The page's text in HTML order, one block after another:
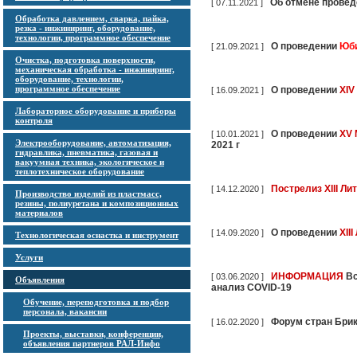
Обработка давлением, сварка, пайка,
резка - инжиниринг, оборудование,
технологии, программное обеспечение
Очистка, подготовка поверхности,
механическая обработка - инжиниринг,
оборудование, технологии,
программное обеспечение
Лабораторное оборудование и приборы
контроля
Электрооборудование, автоматизация,
гидравлика, пневматика, газовая и
вакуумная техника, экологическое и
теплотехническое оборудование
Производство изделий из пластмасс,
резины, полиуретана и композиционных
материалов
Технологическая оснастка и инструмент
Услуги
Объявления
Обучение, переподготовка и подбор
персонала, вакансии
Проекты, выставки, конференции,
объявления партнеров РАЛ-Инфо
[ 07.11.2021 ] Об отмене
[ 21.09.2021 ] О проведении
[ 16.09.2021 ] О проведении
[ 10.01.2021 ] О проведении XV
2021 г
[ 14.12.2020 ] Пострелиз ХIII
[ 14.09.2020 ] О проведении XIII
[ 03.06.2020 ] ИНФОРМАЦИЯ
анализ COVID-19
[ 16.02.2020 ] Форум стран